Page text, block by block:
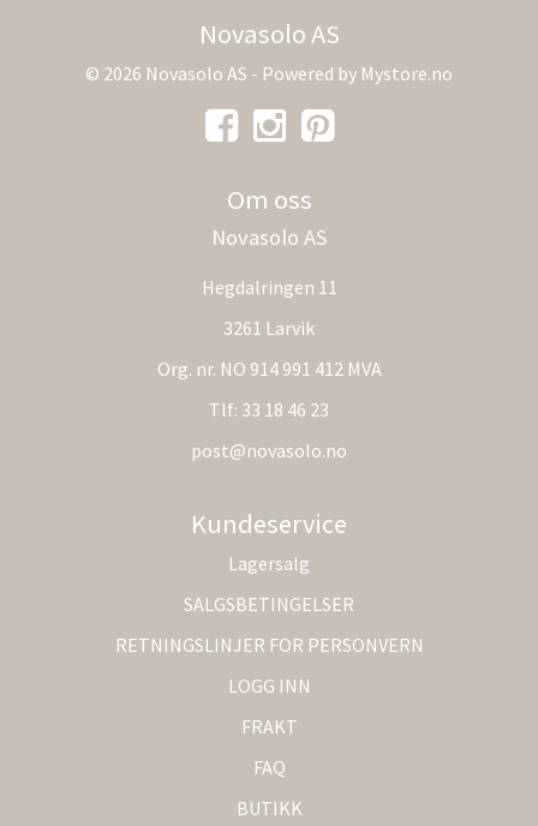
Novasolo AS
© 2026 Novasolo AS - Powered by Mystore.no
Om oss
Novasolo AS
Hegdalringen 11
3261 Larvik
Org. nr. NO 914 991 412 MVA
Tlf: 33 18 46 23
post@novasolo.no
Kundeservice
Lagersalg
SALGSBETINGELSER
RETNINGSLINJER FOR PERSONVERN
LOGG INN
FRAKT
FAQ
BUTIKK